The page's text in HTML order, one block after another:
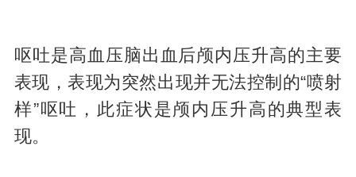
呕吐是高血压脑出血后颅内压升高的主要
表现，表现为突然出现并无法控制的“喷射
样”呕吐，此症状是颅内压升高的典型表
现。